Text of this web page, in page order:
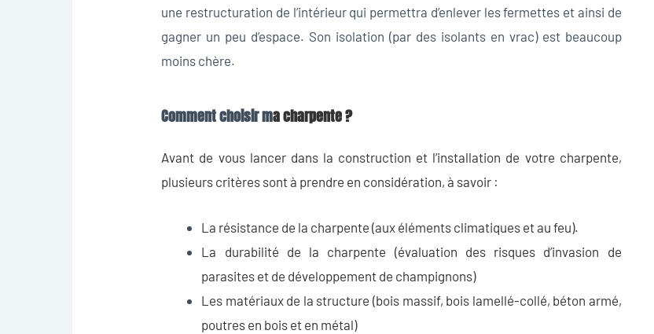
une restructuration de l’intérieur qui permettra d’enlever les fermettes et ainsi de
gagner un peu d’espace. Son isolation (par des isolants en vrac) est beaucoup
moins chère.
Comment choisir ma charpente ?
Avant de vous lancer dans la construction et l’installation de votre charpente,
plusieurs critères sont à prendre en considération, à savoir :
La résistance de la charpente (aux éléments climatiques et au feu).
La durabilité de la charpente (évaluation des risques d’invasion de
parasites et de développement de champignons)
Les matériaux de la structure (bois massif, bois lamellé-collé, béton armé,
poutres en bois et en métal)